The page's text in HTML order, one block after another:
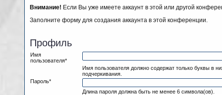
Внимание! Если Вы уже имеете аккаунт в этой или другой
Заполните форму для создания аккаунта в этой конференции.
Профиль
Имя
пользователя*
Имя пользователя должно содержат только буквы в
подчеркивания.
Пароль*
Длина пароля должна быть не менее 6 символа(ов).